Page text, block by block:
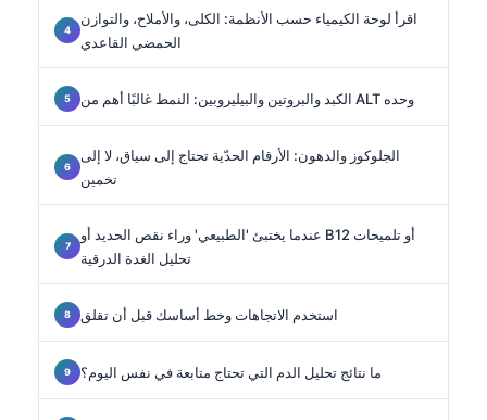
اقرأ لوحة الكيمياء حسب الأنظمة: الكلى، والأملاح، والتوازن
الحمضي القاعدي
الكبد والبروتين والبيليروبين: النمط غالبًا أهم من ALT وحده
الجلوكوز والدهون: الأرقام الحدّية تحتاج إلى سياق، لا إلى
تخمين
عندما يختبئ 'الطبيعي' وراء نقص الحديد أو B12 أو تلميحات
تحليل الغدة الدرقية
استخدم الاتجاهات وخط أساسك قبل أن تقلق
ما نتائج تحليل الدم التي تحتاج متابعة في نفس اليوم؟